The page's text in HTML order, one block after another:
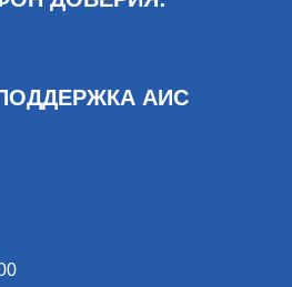
АИС